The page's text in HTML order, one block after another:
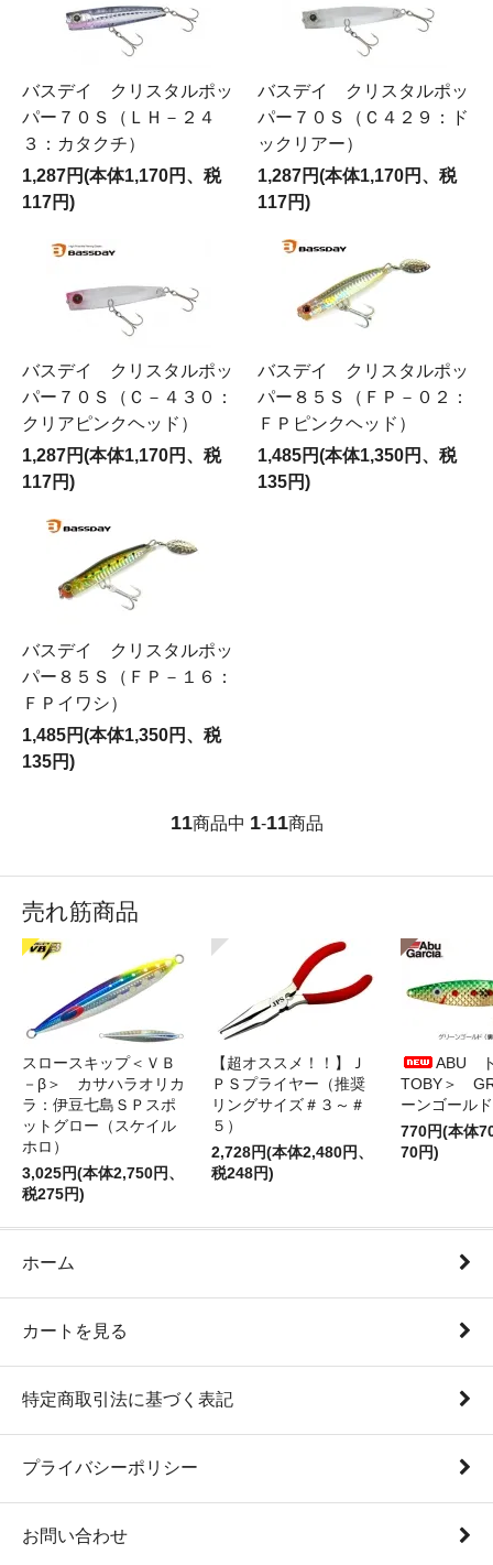
バスデイ クリスタルポッ
パー７０Ｓ（ＬＨ－２４
３：カタクチ）
1,287円(本体1,170円、税
117円)
バスデイ クリスタルポッ
パー７０Ｓ（Ｃ４２９：ド
ックリアー）
1,287円(本体1,170円、税
117円)
バスデイ クリスタルポッ
パー７０Ｓ（Ｃ－４３０：
クリアピンクヘッド）
1,287円(本体1,170円、税
117円)
バスデイ クリスタルポッ
パー８５Ｓ（ＦＰ－０２：
ＦＰピンクヘッド）
1,485円(本体1,350円、税
135円)
バスデイ クリスタルポッ
パー８５Ｓ（ＦＰ－１６：
ＦＰイワシ）
1,485円(本体1,350円、税
135円)
11商品中 1-11商品
売れ筋商品
スロースキップ＜ＶＢ
－β＞ カサハラオリカ
ラ：伊豆七島ＳＰスポ
ットグロー（スケイル
ホロ）
3,025円(本体2,750円、
税275円)
【超オススメ！！】Ｊ
ＰＳプライヤー（推奨
リングサイズ＃３～＃
５）
2,728円(本体2,480円、
税248円)
ABU
TOBY＞
ーンゴールド
770円(本体
70円)
ホーム
カートを見る
特定商取引法に基づく表記
プライバシーポリシー
お問い合わせ